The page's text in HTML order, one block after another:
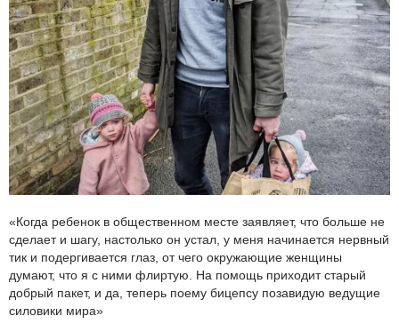
«Когда ребенок в общественном месте заявляет, что больше не
сделает и шагу, настолько он устал, у меня начинается нервный
тик и подергивается глаз, от чего окружающие женщины
думают, что я с ними флиртую. На помощь приходит старый
добрый пакет, и да, теперь поему бицепсу позавидую ведущие
силовики мира»